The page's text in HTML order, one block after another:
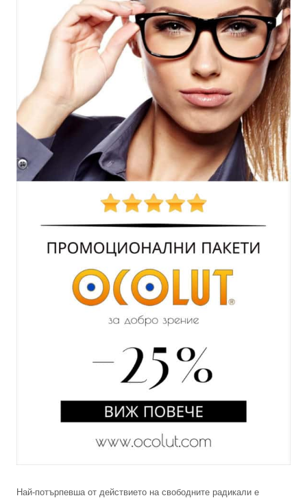
Най-потърпевша от действието на свободните радикали е